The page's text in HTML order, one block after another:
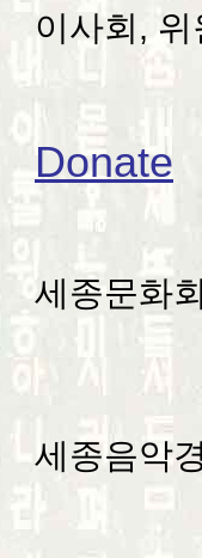
이사회,
Donate
세종문화
세종음악